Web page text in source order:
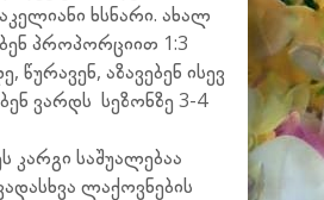
ხსნარი. ახალ
პროპორციით 1:3
წურავენ, აზავებენ ისევ
ვარდს სეზონზე 3-4
კარგი საშუალებაა
ლაქოვნების